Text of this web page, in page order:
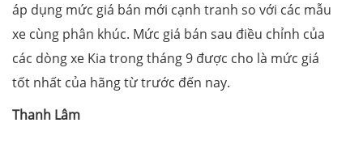
áp dụng mức giá bán mới cạnh tranh so với các mẫu
xe cùng phân khúc. Mức giá bán sau điều chỉnh của
các dòng xe Kia trong tháng 9 được cho là mức giá
tốt nhất của hãng từ trước đến nay.
Thanh Lâm